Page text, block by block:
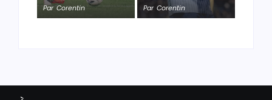
Par Corentin Par Corentin